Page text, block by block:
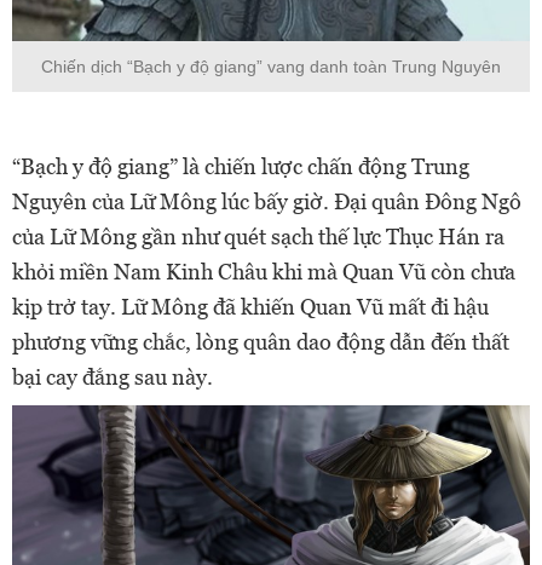
Chiến dịch “Bạch y độ giang” vang danh toàn Trung Nguyên
“Bạch y độ giang” là chiến lược chấn động Trung
Nguyên của Lữ Mông lúc bấy giờ. Đại quân Đông Ngô
của Lữ Mông gần như quét sạch thế lực Thục Hán ra
khỏi miền Nam Kinh Châu khi mà Quan Vũ còn chưa
kịp trở tay. Lữ Mông đã khiến Quan Vũ mất đi hậu
phương vững chắc, lòng quân dao động dẫn đến thất
bại cay đắng sau này.